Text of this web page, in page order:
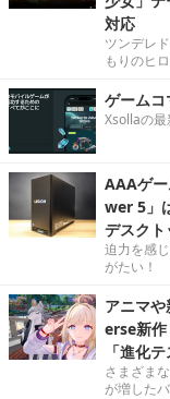
対応
ツンデレ
もりのヒ
ゲーム
Xsollaの最
AAAゲ
wer 5」
デスクト
迫力を感
がたい！
アニマ
erse新作
「進化
さまざま
が増した